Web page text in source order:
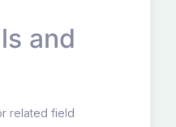
and
related field